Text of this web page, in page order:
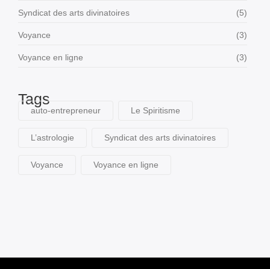
Syndicat des arts divinatoires (5)
Voyance (3)
Voyance en ligne (3)
Tags
auto-entrepreneur Le Spiritisme
L’astrologie Syndicat des arts divinatoires
Voyance Voyance en ligne